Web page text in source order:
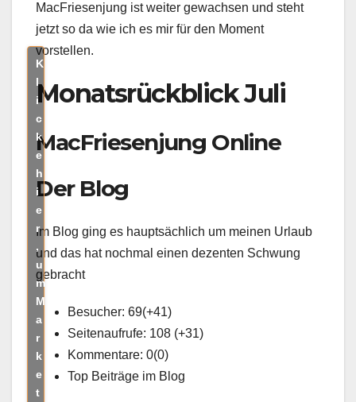
MacFriesenjung ist weiter gewachsen und steht
jetzt so da wie ich es mir für den Moment
vorstellen.
Monatsrückblick Juli
MacFriesenjung Online
Der Blog
Im Blog ging es hauptsächlich um meinen Urlaub
und das hat nochmal einen dezenten Schwung
gebracht
Besucher: 69(+41)
Seitenaufrufe: 108 (+31)
Kommentare: 0(0)
Top Beiträge im Blog
K
l
i
c
k
e
h
i
e
r
,
u
m
M
a
r
k
e
t